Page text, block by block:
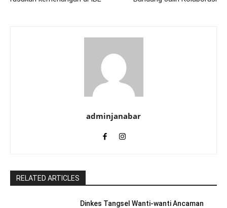
adminjanabar
RELATED ARTICLES
Dinkes Tangsel Wanti-wanti Ancaman